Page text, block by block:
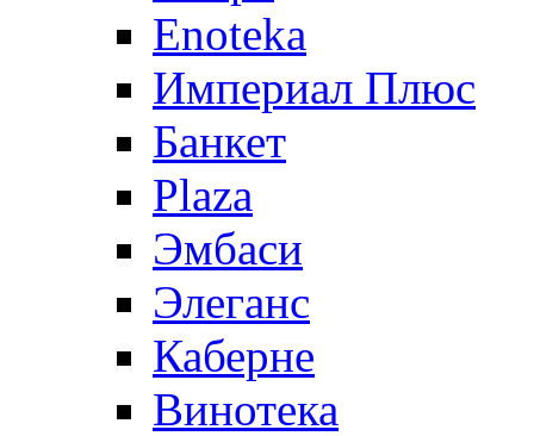
Enoteka
Империал Плюс
Банкет
Plaza
Эмбаси
Элеганс
Каберне
Винотека